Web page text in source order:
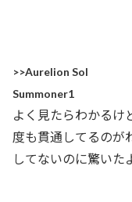
>>Aurelion Sol
Summoner1
よく見たらわかるけ
度も貫通してるのが
してないのに驚いた